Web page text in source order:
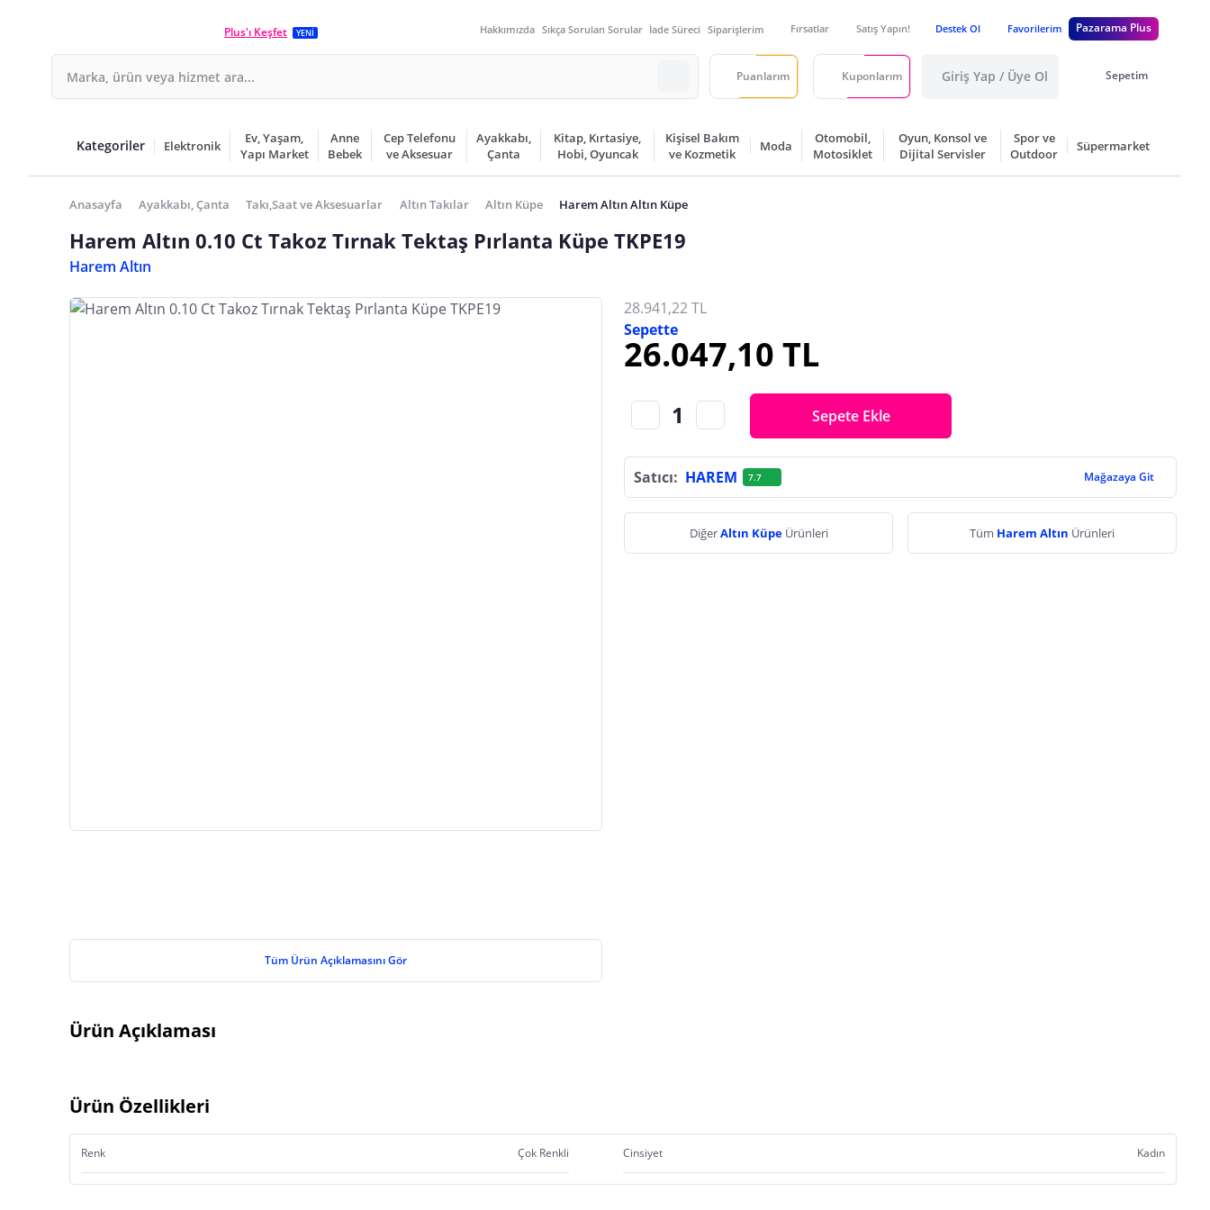
Plus'ı Keşfet YENİ Hakkımızda Sıkça Sorulan Sorular İade Süreci Siparişlerim Fırsatlar Satış Yapın! Destek Ol Favorilerim Pazarama Plus
Puanlarım Kuponlarım Giriş Yap / Üye Ol Sepetim
Kategoriler Elektronik
Ev, Yaşam,
Yapı Market
Anne
Bebek
Cep Telefonu
ve Aksesuar
Ayakkabı,
Çanta
Kitap, Kırtasiye,
Hobi, Oyuncak
Kişisel Bakım
ve Kozmetik
Moda
Otomobil,
Motosiklet
Oyun, Konsol ve
Dijital Servisler
Spor ve
Outdoor
Süpermarket
Anasayfa Ayakkabı, Çanta Takı,Saat ve Aksesuarlar Altın Takılar Altın Küpe Harem Altın Altın Küpe
Harem Altın 0.10 Ct Takoz Tırnak Tektaş Pırlanta Küpe TKPE19
Harem Altın
Tüm Ürün Açıklamasını Gör
28.941,22 TL
Sepette
26.047,10 TL
Sepete Ekle
Satıcı: HAREM 7.7 Mağazaya Git
DiğerAltın Küpe Ürünleri Tüm Harem Altın Ürünleri
Ürün Açıklaması
Ürün Özellikleri
Renk Çok Renkli Cinsiyet Kadın